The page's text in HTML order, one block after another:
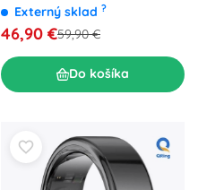
Externý sklad ?
46,90 €59,90 €
Do košíka